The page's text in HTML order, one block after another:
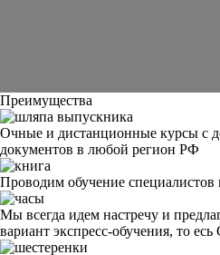
Преимущества
Очные и дистанционные курсы с
документов в любой регион РФ
Проводим обучение специалистов
Мы всегда идем настречу и
вариант экспресс-обучения, то